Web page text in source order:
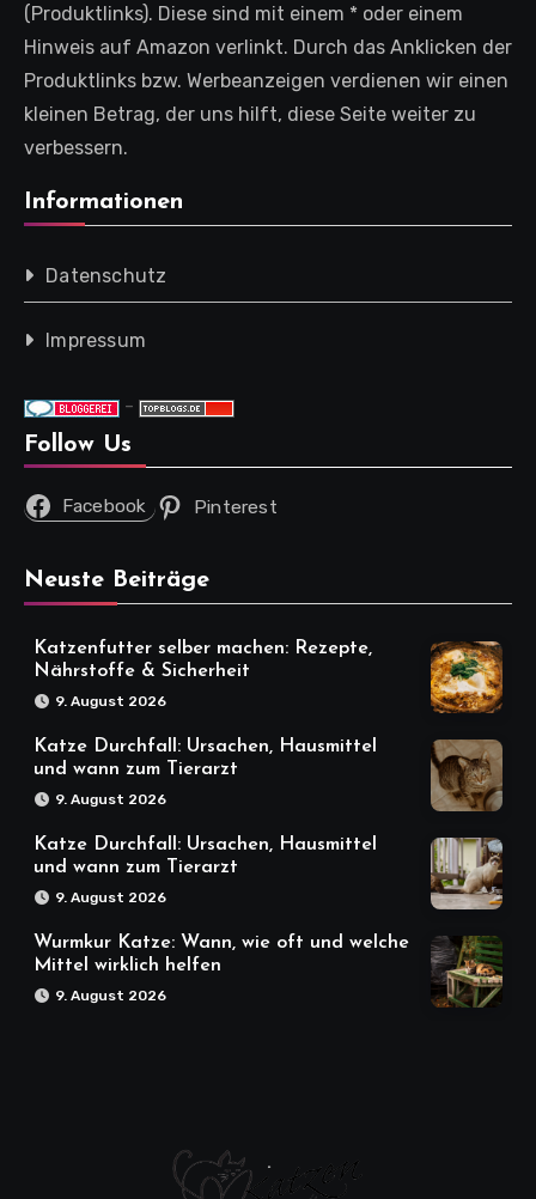
(Produktlinks). Diese sind mit einem * oder einem
Hinweis auf Amazon verlinkt. Durch das Anklicken der
Produktlinks bzw. Werbeanzeigen verdienen wir einen
kleinen Betrag, der uns hilft, diese Seite weiter zu
verbessern.
Informationen
Datenschutz
Impressum
-
Follow Us
Facebook Pinterest
Neuste Beiträge
Katzenfutter selber machen: Rezepte,
Nährstoffe & Sicherheit
9. August 2026
Katze Durchfall: Ursachen, Hausmittel
und wann zum Tierarzt
9. August 2026
Katze Durchfall: Ursachen, Hausmittel
und wann zum Tierarzt
9. August 2026
Wurmkur Katze: Wann, wie oft und welche
Mittel wirklich helfen
9. August 2026